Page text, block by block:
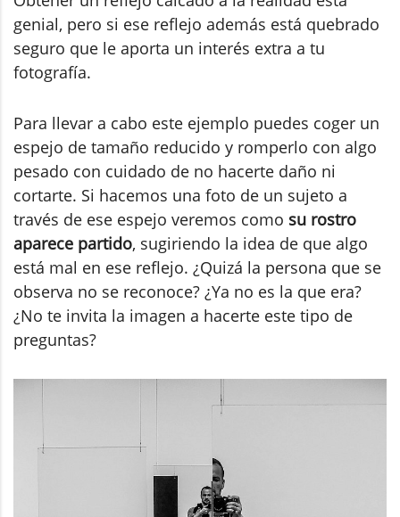
genial, pero si ese reflejo además está quebrado
seguro que le aporta un interés extra a tu
fotografía.
Para llevar a cabo este ejemplo puedes coger un
espejo de tamaño reducido y romperlo con algo
pesado con cuidado de no hacerte daño ni
cortarte. Si hacemos una foto de un sujeto a
través de ese espejo veremos como su rostro
aparece partido, sugiriendo la idea de que algo
está mal en ese reflejo. ¿Quizá la persona que se
observa no se reconoce? ¿Ya no es la que era?
¿No te invita la imagen a hacerte este tipo de
preguntas?